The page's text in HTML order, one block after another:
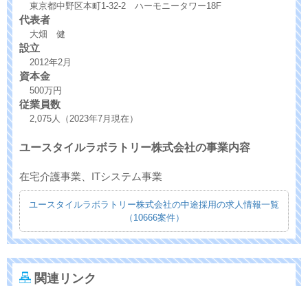
東京都中野区本町1-32-2 ハーモニータワー18F
代表者
大畑 健
設立
2012年2月
資本金
500万円
従業員数
2,075人（2023年7月現在）
ユースタイルラボラトリー株式会社の事業内容
在宅介護事業、ITシステム事業
ユースタイルラボラトリー株式会社の中途採用の求人情報一覧
（10666案件）
関連リンク